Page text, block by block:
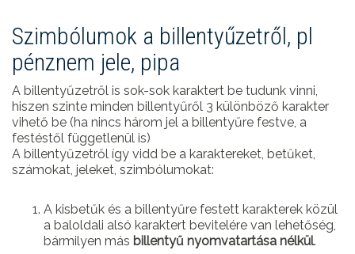
Szimbólumok a billentyűzetről, pl
pénznem jele, pipa
A billentyűzetről is sok-sok karaktert be tudunk vinni,
hiszen szinte minden billentyűről 3 különböző karakter
vihető be (ha nincs három jel a billentyűre festve, a
festéstől függetlenül is)
A billentyűzetről így vidd be a karaktereket, betűket,
számokat, jeleket, szimbólumokat:
A kisbetűk és a billentyűre festett karakterek közül
a baloldali alsó karaktert bevitelére van lehetőség,
bármilyen más billentyű nyomvatartása nélkül.